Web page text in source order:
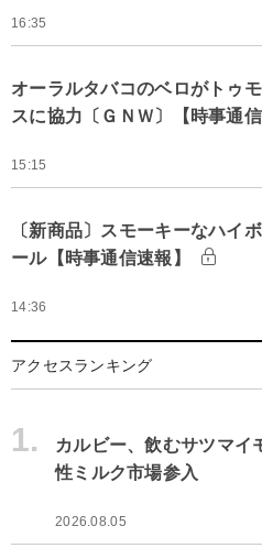
16:35
オーラルタバコのベロがトゥ
スに協力〔ＧＮＷ〕【時事通
15:15
〔新商品〕スモーキーなハイ
ール【時事通信速報】
14:36
アクセスランキング
1.
カルビー、飲むサツマ
性ミルク市場参入
2026.08.05